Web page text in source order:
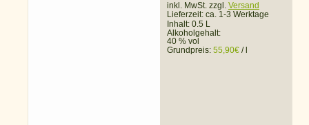
inkl. MwSt. zzgl. Versand
Lieferzeit: ca. 1-3 Werktage
Inhalt: 0.5 L
Alkoholgehalt:
40 % vol
Grundpreis: 55,90€ /